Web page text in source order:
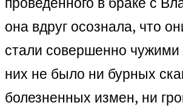
она вдруг осознала, что
стали совершенно
них не было ни бурных
болезненных измен, ни